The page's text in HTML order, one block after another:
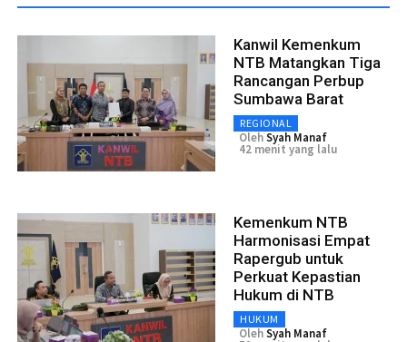
Kanwil Kemenkum
NTB Matangkan Tiga
Rancangan Perbup
Sumbawa Barat
REGIONAL
OlehSyah Manaf
42 menit yang lalu
Kemenkum NTB
Harmonisasi Empat
Rapergub untuk
Perkuat Kepastian
Hukum di NTB
HUKUM
OlehSyah Manaf